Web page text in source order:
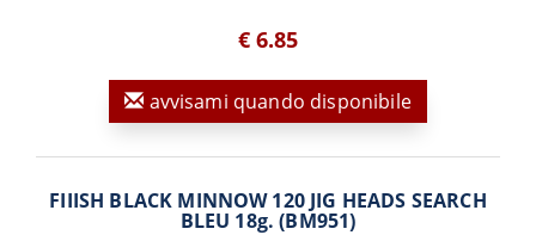
€ 6.85
avvisami quando disponibile
FIIISH BLACK MINNOW 120 JIG HEADS SEARCH
BLEU 18g. (BM951)